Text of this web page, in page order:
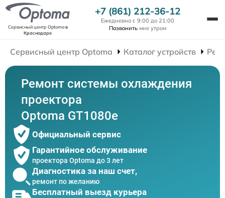
Сервисный центр Optomaв
Краснодаре
+7 (861) 212-36-12
Ежедневно с 9:00 до 21:00
Позвонить мне утром
Сервисный центр Optoma Каталог устройств
Ремонт системы охлаждения
проектора
Optoma GT1080e
Официальный сервис
Гарантийное обслуживание
проектора Optoma до 3 лет
Диагностика за наш счет,
ремонт по желанию
Бесплатный выезд курьера